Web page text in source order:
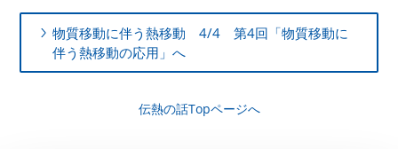
物質移動に伴う熱移動 4/4 第4回「物質移動に
伴う熱移動の応用」へ
伝熱の話Topページへ